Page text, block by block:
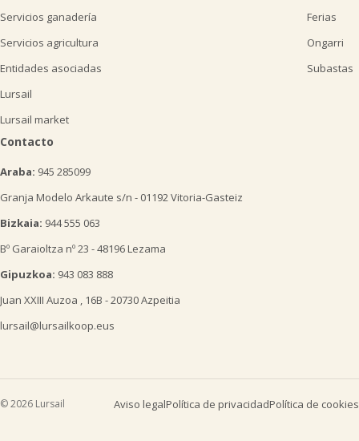
Servicios ganadería
Servicios agricultura
Entidades asociadas
Lursail
Lursail market
Ferias
Ongarri
Subastas
Contacto
Araba: 945 285099
Granja Modelo Arkaute s/n - 01192 Vitoria-Gasteiz
Bizkaia: 944 555 063
Bº Garaioltza nº 23 - 48196 Lezama
Gipuzkoa: 943 083 888
Juan XXIII Auzoa , 16B - 20730 Azpeitia
lursail@lursailkoop.eus
© 2026 Lursail Aviso legalPolítica de privacidadPolítica de cookies